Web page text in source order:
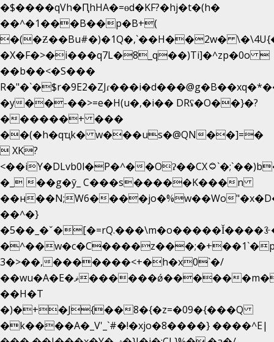
�$����qVh�ԤhHA�=ɵd�KF?�hj�t�(h�
��^�1���B��p�B+(
�(�Ƶ��Bu#�)�1Q�,`��H��2w�
�X�F�>�i���q7L�8_q��)Ti]�^zp�0o 
��b��<�S���
�y��-��>=e�H(u�,�i�� DRʢ�O��}�?
������+ ���
��(�h�qҵk� w���us�@QN��]=�
 XK?
<��iY�DLvb0l�P�^��Oʔ��CX۝`�;`��)b���'�p�&v5(�
�_ ��g�ӯ_ C���s�����K���n
��н��N;W6����jo�%w��Wo
��^�}
�5��
3�>��,�������<+�h�x0`�/
��wu�A�E�ޥ������ǿ������m��d�C��9��e�D��1�2�/
��H�T
�)�+�J{��8�{�z=�09�{���Q
�k����A�_V'_`#�!�xjo�8����} ����^E|